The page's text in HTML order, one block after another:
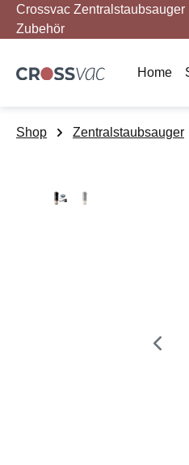
Hauptinhalt springen
Zur Suche springen
Zur Hauptnavigation
Crossvac Zentralstaubsauger
Zubehör
Home
Shop Zentralstaubsauger